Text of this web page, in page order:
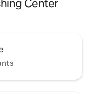
Center